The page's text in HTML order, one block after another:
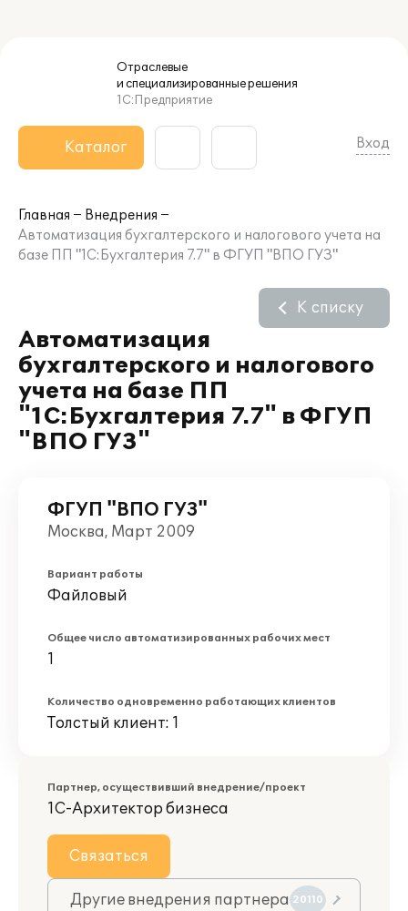
Отраслевые
и специализированныерешения
1С:Предприятие
Каталог Вход
Главная
Внедрения
Автоматизация бухгалтерского и налогового учета на
базе ПП "1С:Бухгалтерия 7.7" в ФГУП "ВПО ГУЗ"
Автоматизация
бухгалтерского и налогового
учета на базе ПП
"1С:Бухгалтерия 7.7" в ФГУП
"ВПО ГУЗ"
К списку
ФГУП "ВПО ГУЗ"
Москва, Март 2009
Вариант работы
Файловый
Общее число автоматизированных рабочих мест
1
Количество одновременно работающих клиентов
Толстый клиент: 1
Партнер, осуществивший внедрение/проект
1С-Архитектор бизнеса
Связаться
Другие внедрения партнера 20110